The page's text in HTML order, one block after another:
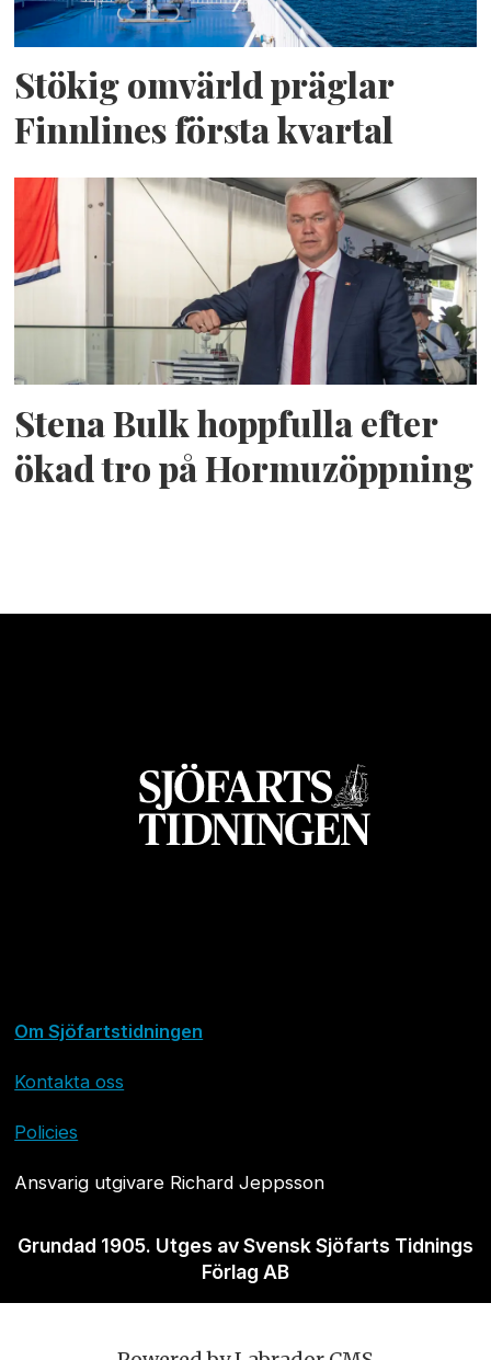
Stökig omvärld präglar
Finnlines första kvartal
Stena Bulk hoppfulla efter
ökad tro på Hormuzöppning
Om Sjöfartstidningen
Kontakta oss
Policies
Ansvarig utgivare Richard Jeppsson
Grundad 1905. Utges av Svensk Sjöfarts Tidnings
Förlag AB